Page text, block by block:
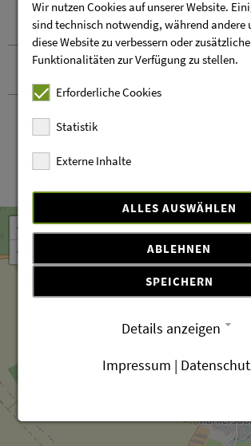
Sicherheitshinweise
Kontakt und Anreise
+
−
Leaflet
Wir nutzen Cookies auf unserer Website.
sind technisch notwendig, während andere
diese Website zu verbessern oder
Funktionalitäten zur Verfügung zu stellen.
Erforderliche Cookies
Statistik
Externe Inhalte
ALLES AUSWÄHLEN
ABLEHNEN
SPEICHERN
Details anzeigen
Impressum |